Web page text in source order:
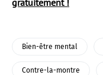
Bien-être mental
Contre-la-montre